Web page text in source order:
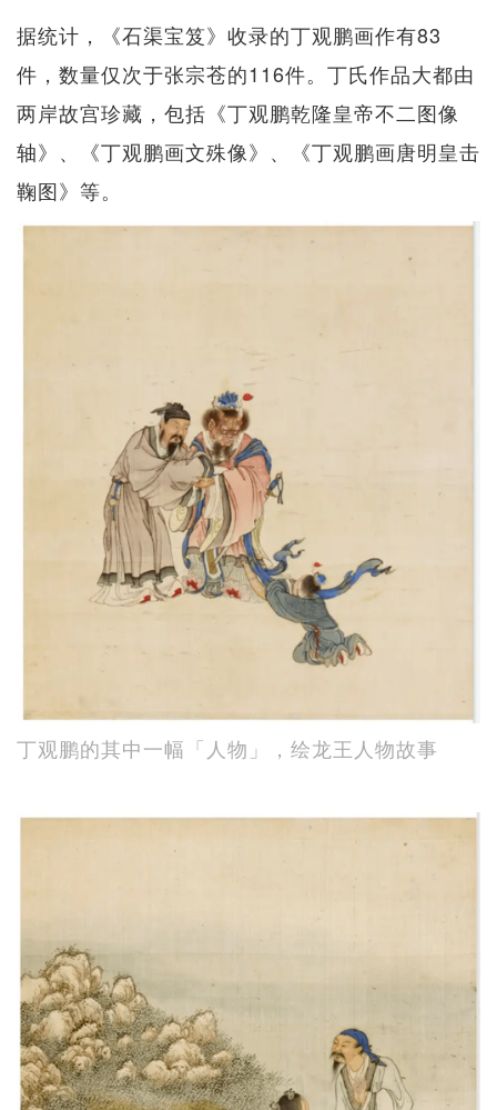
据统计，《石渠宝笈》收录的丁观鹏画作有83
件，数量仅次于张宗苍的116件。丁氏作品大都由
两岸故宫珍藏，包括《丁观鹏乾隆皇帝不二图像
轴》、《丁观鹏画文殊像》、《丁观鹏画唐明皇击
鞠图》等。
丁观鹏的其中一幅「人物」，绘龙王人物故事